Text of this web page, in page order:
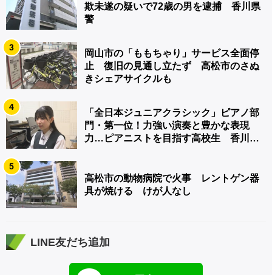
欺未遂の疑いで72歳の男を逮捕 香川県
警
3
岡山市の「ももちゃり」サービス全面停
止 復旧の見通し立たず 高松市のさぬ
きシェアサイクルも
4
「全日本ジュニアクラシック」ピアノ部
門・第一位！力強い演奏と豊かな表現
力…ピアニストを目指す高校生 香川
5
高松市の動物病院で火事 レントゲン器
具が焼ける けが人なし
LINE友だち追加